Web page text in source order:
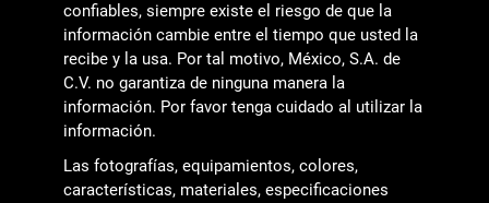
confiables, siempre existe el riesgo de que la
información cambie entre el tiempo que usted la
recibe y la usa. Por tal motivo, México, S.A. de
C.V. no garantiza de ninguna manera la
información. Por favor tenga cuidado al utilizar la
información.
Las fotografías, equipamientos, colores,
características, materiales, especificaciones